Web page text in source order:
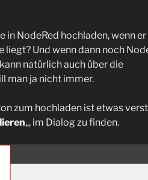
in NodeRed hochladen, wenn
Und wenn dann noch
natürlich auch über die
man ja nicht immer.
zum hochladen ist etwas
„, im Dialog zu finden.